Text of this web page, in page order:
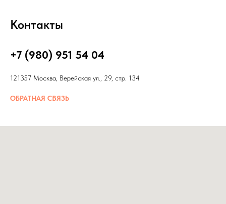
Контакты
+7 (980) 951 54 04
121357 Москва, Верейская ул., 29, стр. 134
ОБРАТНАЯ СВЯЗЬ